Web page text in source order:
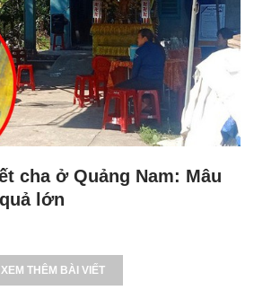
cha ở Quảng Nam: Mâu
lớn
XEM THÊM BÀI VIẾT